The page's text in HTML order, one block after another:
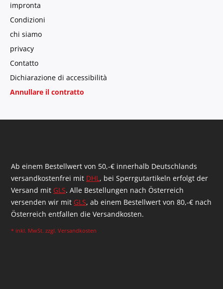
impronta
Condizioni
chi siamo
privacy
Contatto
Dichiarazione di accessibilità
Annullare il contratto
Ab einem Bestellwert von 50,-€ innerhalb Deutschlands
versandkostenfrei mit DHL, bei Sperrgutartikeln erfolgt der
Versand mit GLS. Alle Bestellungen nach Österreich
versenden wir mit GLS, ab einem Bestellwert von 80,-€ nach
Österreich entfallen die Versandkosten.
* inkl. MwSt. zzgl. Versandkosten